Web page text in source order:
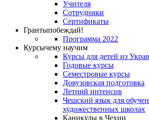
Учителя
Сотрудники
Сертификаты
Грантыпобеждай!
Программа 2022
Курсычему научим
Курсы для детей из
Годовые курсы
Семестровые курсы
Довузовская подготовка
Летний интенсив
Чешский язык для
художественных школах
Каникулы в Чехии